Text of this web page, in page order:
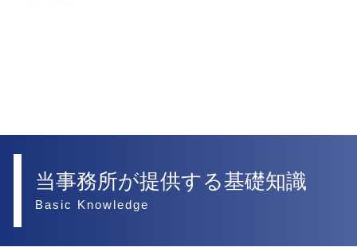
当事務所が提供する基礎知識
Basic Knowledge